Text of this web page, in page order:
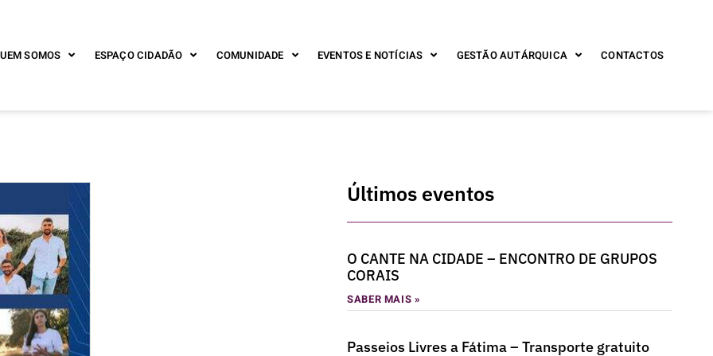
SOMOS ESPAÇO CIDADÃO COMUNIDADE EVENTOS E NOTÍCIAS GESTÃO AUTÁRQUICA CONTACTOS
Últimos eventos
O CANTE NA CIDADE – ENCONTRO DE GRUPOS
CORAIS
SABER MAIS »
Passeios Livres a Fátima – Transporte gratuito